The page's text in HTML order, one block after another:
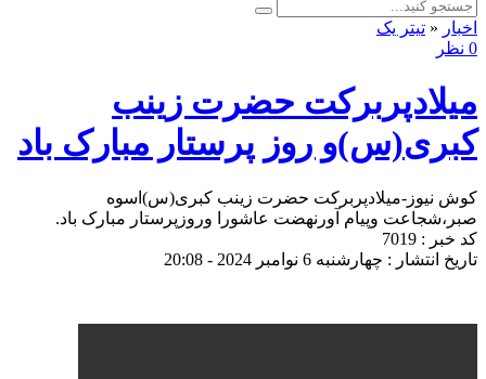
اخبار « تیتر یک
0 نظر
میلادپربرکت حضرت زینب
کبری(س)و روز پرستار مبارک باد
کوش نیوز-میلادپربرکت حضرت زینب کبری(س)اسوه
صبر،شجاعت وپیام آورنهضت عاشورا وروزپرستار مبارک باد.
کد خبر : 7019
تاریخ انتشار : چهارشنبه 6 نوامبر 2024 - 20:08